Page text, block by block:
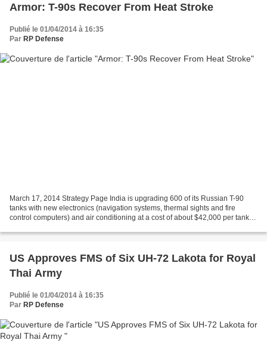
Armor: T-90s Recover From Heat Stroke
Publié le 01/04/2014 à 16:35
Par RP Defense
March 17, 2014 Strategy Page India is upgrading 600 of its Russian T-90
tanks with new electronics (navigation systems, thermal sights and fire
control computers) and air conditioning at a cost of about $42,000 per tank.
US Approves FMS of Six UH-72 Lakota for Royal
Thai Army
Publié le 01/04/2014 à 16:35
Par RP Defense